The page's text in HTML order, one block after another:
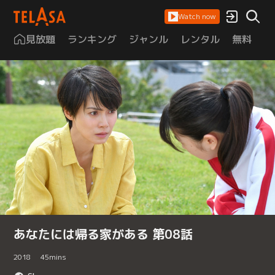
Watch now
見放題 ランキング ジャンル レンタル 無料
あなたには帰る家がある 第08話
2018 45mins